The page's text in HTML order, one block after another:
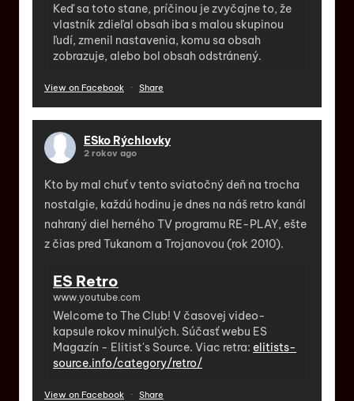
Keď sa toto stane, príčinou je zvyčajne to, že
vlastník zdieľal obsah iba s malou skupinou
ľudí, zmenil nastavenia, komu sa obsah
zobrazuje, alebo bol obsah odstránený.
View on Facebook · Share
ESko Rýchlovky
2 rokov ago
Kto by mal chuť v tento sviatočný deň na trocha
nostalgie, každú hodinu je dnes na náš retro kanál
nahraný diel herného TV programu RE-PLAY, ešte
z čias pred Tukanom a Trojanovou (rok 2010).
ES Retro
www.youtube.com
Welcome to The Club! V časovej video-
kapsule rokov minulých. Súčasť webu ES
Magazín - Elitist's Source. Viac retra: elitists-
source.info/category/retro/
View on Facebook · Share